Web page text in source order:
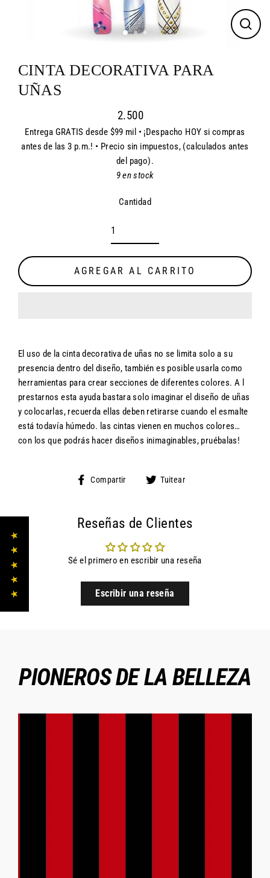
CINTA DECORATIVA PARA
UÑAS
Precio
habitual
2.500
Entrega GRATIS desde $99 mil • ¡Despacho HOY si compras
antes de las 3 p.m.! • Precio sin impuestos, (calculados antes
del pago).
9 en stock
Cantidad
AGREGAR AL CARRITO
El uso de la cinta decorativa de uñas no se limita solo a su
presencia dentro del diseño, también es posible usarla como
herramientas para crear secciones de diferentes colores. A l
prestarnos esta ayuda bastara solo imaginar el diseño de uñas
y colocarlas, recuerda ellas deben retirarse cuando el esmalte
está todavía húmedo. las cintas vienen en muchos colores…
con los que podrás hacer diseños inimaginables, pruébalas!
Compartir
CompartirTuitear
Reseñas de Clientes
Sé el primero en escribir una reseña
Escribir una reseña
PIONEROS DE LA BELLEZA
★ ★ ★ ★ ★